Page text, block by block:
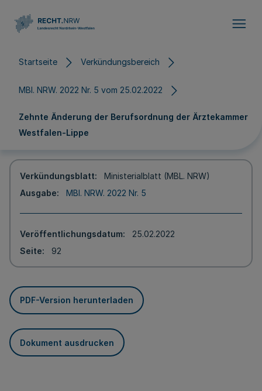
Startseite Verkündungsbereich
MBl. NRW. 2022 Nr. 5 vom 25.02.2022
Zehnte Änderung der Berufsordnung der Ärztekammer
Westfalen-Lippe
Verkündungsblatt
Ministerialblatt (MBL. NRW)
Ausgabe
MBl. NRW. 2022 Nr. 5
Veröffentlichungsdatum
25.02.2022
Seite
92
PDF-Version herunterladen
Dokument ausdrucken